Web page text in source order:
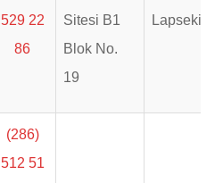
529 22
86
Sitesi B1
Blok No.
19
Lapseki
(286)
512 51